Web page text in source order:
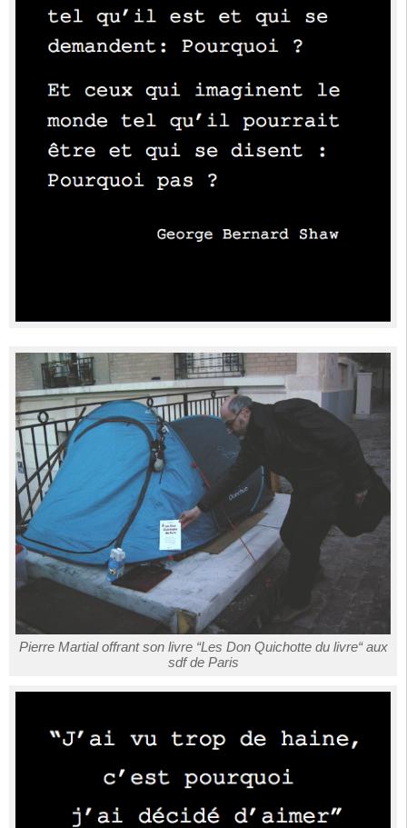
Pierre Martial offrant son livre “Les Don Quichotte du livre“ aux
sdf de Paris